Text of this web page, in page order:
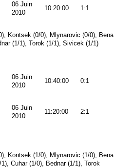
06 Juin
2010
10:20:00 1:1
Kontsek (0/0), Mlynarovic (0/0), Bena
(1/1), Torok (1/1), Sivicek (1/1)
06 Juin
2010
10:40:00 0:1
06 Juin
2010
11:20:00 2:1
Kontsek (1/0), Mlynarovic (1/0), Bena
Cuhar (1/0), Bednar (1/1), Torok